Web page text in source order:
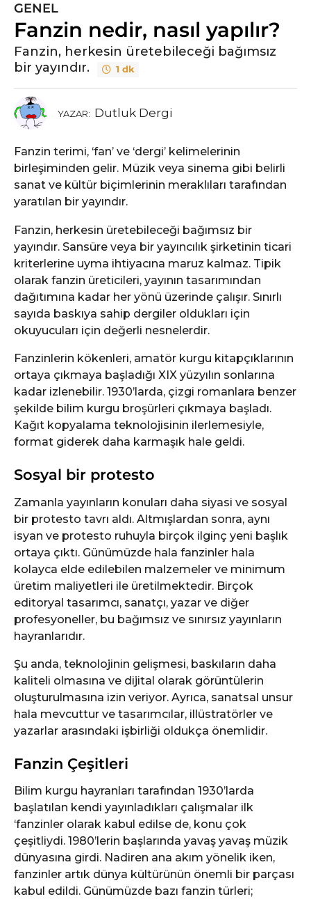
5
y
l
ö
c
e
y
ı
l
ö
n
c
e
GENEL
Fanzin nedir, nasıl yapılır?
Fanzin, herkesin üretebileceği bağımsız
bir yayındır.
1 dk
YAZAR: Dutluk Dergi
Fanzin terimi, ‘fan’ ve ‘dergi’ kelimelerinin
birleşiminden gelir. Müzik veya sinema gibi belirli
sanat ve kültür biçimlerinin meraklıları tarafından
yaratılan bir yayındır.
Fanzin, herkesin üretebileceği bağımsız bir
yayındır. Sansüre veya bir yayıncılık şirketinin ticari
kriterlerine uyma ihtiyacına maruz kalmaz. Tipik
olarak fanzin üreticileri, yayının tasarımından
dağıtımına kadar her yönü üzerinde çalışır. Sınırlı
sayıda baskıya sahip dergiler oldukları için
okuyucuları için değerli nesnelerdir.
Fanzinlerin kökenleri, amatör kurgu kitapçıklarının
ortaya çıkmaya başladığı XIX yüzyılın sonlarına
kadar izlenebilir. 1930’larda, çizgi romanlara benzer
şekilde bilim kurgu broşürleri çıkmaya başladı.
Kağıt kopyalama teknolojisinin ilerlemesiyle,
format giderek daha karmaşık hale geldi.
Sosyal bir protesto
Zamanla yayınların konuları daha siyasi ve sosyal
bir protesto tavrı aldı. Altmışlardan sonra, aynı
isyan ve protesto ruhuyla birçok ilginç yeni başlık
ortaya çıktı. Günümüzde hala fanzinler hala
kolayca elde edilebilen malzemeler ve minimum
üretim maliyetleri ile üretilmektedir. Birçok
editoryal tasarımcı, sanatçı, yazar ve diğer
profesyoneller, bu bağımsız ve sınırsız yayınların
hayranlarıdır.
Şu anda, teknolojinin gelişmesi, baskıların daha
kaliteli olmasına ve dijital olarak görüntülerin
oluşturulmasına izin veriyor. Ayrıca, sanatsal unsur
hala mevcuttur ve tasarımcılar, illüstratörler ve
yazarlar arasındaki işbirliği oldukça önemlidir.
Fanzin Çeşitleri
Bilim kurgu hayranları tarafından 1930’larda
başlatılan kendi yayınladıkları çalışmalar ilk
‘fanzinler olarak kabul edilse de, konu çok
çeşitliydi. 1980’lerin başlarında yavaş yavaş müzik
dünyasına girdi. Nadiren ana akım yönelik iken,
fanzinler artık dünya kültürünün önemli bir parçası
kabul edildi. Günümüzde bazı fanzin türleri;